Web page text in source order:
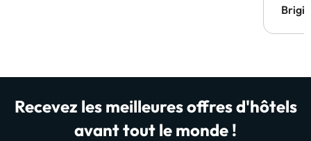
Recevez les meilleures offres d'hôtels
avant tout le monde !